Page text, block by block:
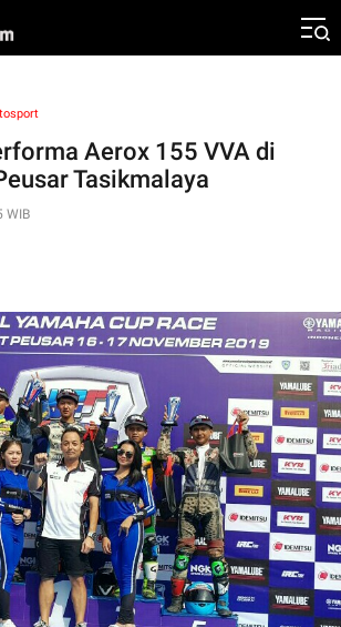
Aerox 155 VVA di
Tasikmalaya
WIB